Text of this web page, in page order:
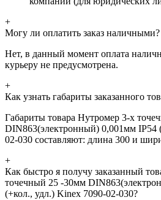
+
Могу ли оплатить заказ наличными?
Нет, в данный момент оплата
курьеру не предусмотрена.
+
Как узнать габариты заказанного
Габариты товара Нутромер 3-х
DIN863(электронный) 0,001мм IP54
02-030 составляют: длина 300 и
+
Как быстро я получу заказанный
точечный 25 -30мм
(+кол., удл.) Kinex 7090-02-030?